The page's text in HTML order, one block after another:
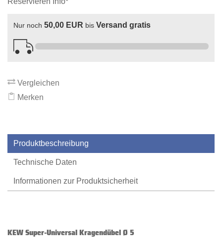
Nur noch 50,00 EUR bis Versand gratis
Vergleichen
Merken
Produktbeschreibung
Technische Daten
Informationen zur Produktsicherheit
KEW Super-Universal Kragendübel Ø 5